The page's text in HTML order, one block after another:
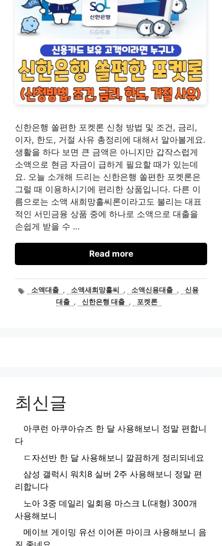
신한은행 쏠편한 포켓론 신청 방법 및 조건, 금리,
이자, 한도, 거절 사유 총정리에 대해서 알아볼게요.
생활을 하다 보면 큰 금액은 아니지만 갑작스럽게
소액으로 현금 자금이 급하게 필요할 때가 있는데
요. 오늘 소개해 드리는 신한은행 쏠편한 포켓론은
그럴 때 이용하시기에 편리한 상품입니다. 다른 이
름으로는 소액 새희망홀씨론이라고도 불리는 대표
적인 서민금융 상품 중에 하나로 소액으로 대출을
손쉽게 받을 수 …
Read more
태소액대출 , 소액새희망홀씨 , 소액신용대출 ,
신용
대출 , 신한은행 대출 , 포켓론
최신글
아쿠런 아쿠아슈즈 한 달 사용해보니 정말 편합니
다
ㄷ자선반 한 달 사용해보니 깔끔하게 정리되네요
삼성 갤럭시 워치8 실버 2주 사용해보니 정말 편
리합니다
노아 3중 데일리 일회용 마스크 L(대형) 300개
사용해보니
메이브 게이밍 유선 이어폰 마이크 사용해보니 음